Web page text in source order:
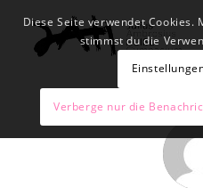
Diese Seite verwendet
stimmst du die
Verberge nur die